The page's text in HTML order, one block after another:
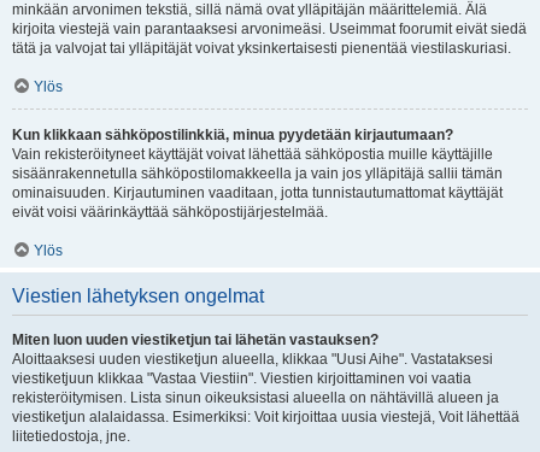
minkään arvonimen tekstiä, sillä nämä ovat ylläpitäjän määrittelemiä. Älä
kirjoita viestejä vain parantaaksesi arvonimeäsi. Useimmat foorumit eivät siedä
tätä ja valvojat tai ylläpitäjät voivat yksinkertaisesti pienentää viestilaskuriasi.
Ylös
Kun klikkaan sähköpostilinkkiä, minua pyydetään kirjautumaan?
Vain rekisteröityneet käyttäjät voivat lähettää sähköpostia muille käyttäjille
sisäänrakennetulla sähköpostilomakkeella ja vain jos ylläpitäjä sallii tämän
ominaisuuden. Kirjautuminen vaaditaan, jotta tunnistautumattomat käyttäjät
eivät voisi väärinkäyttää sähköpostijärjestelmää.
Ylös
Viestien lähetyksen ongelmat
Miten luon uuden viestiketjun tai lähetän vastauksen?
Aloittaaksesi uuden viestiketjun alueella, klikkaa "Uusi Aihe". Vastataksesi
viestiketjuun klikkaa "Vastaa Viestiin". Viestien kirjoittaminen voi vaatia
rekisteröitymisen. Lista sinun oikeuksistasi alueella on nähtävillä alueen ja
viestiketjun alalaidassa. Esimerkiksi: Voit kirjoittaa uusia viestejä, Voit lähettää
liitetiedostoja, jne.